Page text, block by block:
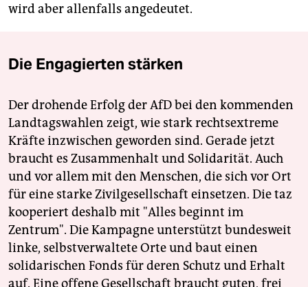
wird aber allenfalls angedeutet.
Die Engagierten stärken
Der drohende Erfolg der AfD bei den kommenden
Landtagswahlen zeigt, wie stark rechtsextreme
Kräfte inzwischen geworden sind. Gerade jetzt
braucht es Zusammenhalt und Solidarität. Auch
und vor allem mit den Menschen, die sich vor Ort
für eine starke Zivilgesellschaft einsetzen. Die taz
kooperiert deshalb mit "Alles beginnt im
Zentrum". Die Kampagne unterstützt bundesweit
linke, selbstverwaltete Orte und baut einen
solidarischen Fonds für deren Schutz und Erhalt
auf. Eine offene Gesellschaft braucht guten, frei